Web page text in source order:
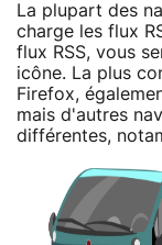
La plupart des
charge les flux
flux RSS, vous
icône. La plus
Firefox,
mais d'autres
différentes,